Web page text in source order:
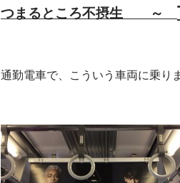
つまるところ不摂生 ～
通勤電車で、こういう車両に乗り